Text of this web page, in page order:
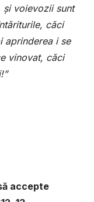
și voievozii sunt
căci
aprinderea i se
vinovat, căci
accepte